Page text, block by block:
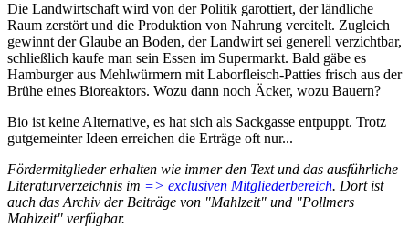
Die Landwirtschaft wird von der Politik garottiert, der ländliche
Raum zerstört und die Produktion von Nahrung vereitelt. Zugleich
gewinnt der Glaube an Boden, der Landwirt sei generell verzichtbar,
schließlich kaufe man sein Essen im Supermarkt. Bald gäbe es
Hamburger aus Mehlwürmern mit Laborfleisch-Patties frisch aus der
Brühe eines Bioreaktors. Wozu dann noch Äcker, wozu Bauern?
Bio ist keine Alternative, es hat sich als Sackgasse entpuppt. Trotz
gutgemeinter Ideen erreichen die Erträge oft nur...
Fördermitglieder erhalten wie immer den Text und das ausführliche
Literaturverzeichnis im => exclusiven Mitgliederbereich. Dort ist
auch das Archiv der Beiträge von "Mahlzeit" und "Pollmers
Mahlzeit" verfügbar.